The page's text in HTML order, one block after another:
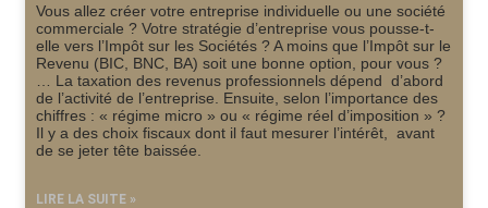
Vous allez créer votre entreprise individuelle ou une société
commerciale ? Votre stratégie d’entreprise vous pousse-t-
elle vers l’Impôt sur les Sociétés ? A moins que l’Impôt sur le
Revenu (BIC, BNC, BA) soit une bonne option, pour vous ?
… La taxation des revenus professionnels dépend d’abord
de l’activité de l’entreprise. Ensuite, selon l’importance des
chiffres : « régime micro » ou « régime réel d’imposition » ?
Il y a des choix fiscaux dont il faut mesurer l’intérêt, avant
de se jeter tête baissée.
LIRE LA SUITE »